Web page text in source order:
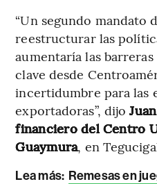
“Un segundo mandato
reestructurar las
aumentaría las
clave desde
incertidumbre para las
exportadoras”, dijo
financiero del Centro
Guaymura, en
Lea más: Remesas en